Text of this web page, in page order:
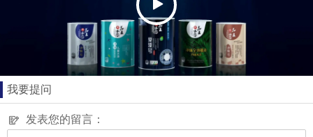
我要提问
发表您的留言：